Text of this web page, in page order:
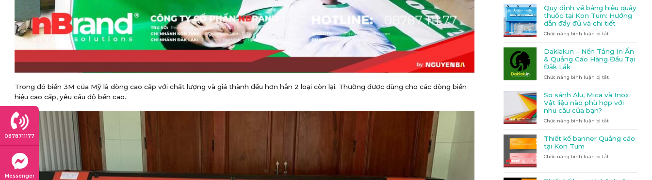
Trong đó biển 3M của Mỹ là dòng cao cấp với chất lượng và giá thành đều hơn hẳn 2 loại còn lại. Thường được dùng cho các dòng biển
hiệu cao cấp, yêu cầu độ bền cao.
Quy định về bảng hiệu quầy
thuốc tại Kon Tum: Hướng
dẫn đầy đủ và chi tiết
Chức năng bình luận bị tắt
về
bảng
tại
Kon
Tum:
đủ
và
Daklak.in – Nền Tảng In Ấn
& Quảng Cáo Hàng Đầu Tại
Đắk Lắk
Chức năng bình luận bị tắt
–
Nền
Tảng
Quảng
Cáo
Lắk
So sánh Alu, Mica và Inox:
Vật liệu nào phù hợp với
nhu cầu của bạn?
Chức năng bình luận bị tắt
sánh
Alu,
liệu
Thiết kế banner Quảng cáo
tại Kon Tum
Chức năng bình luận bị tắt
banner
0878711177
Messenger